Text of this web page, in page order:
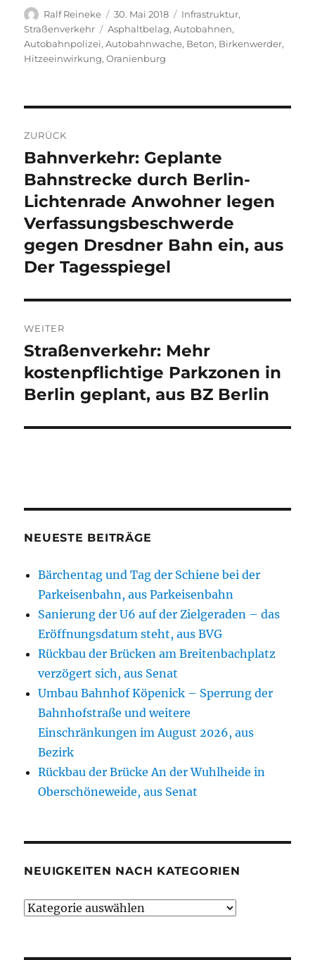
Autor
Ralf Reineke
Veröffentlicht
am
30. Mai 2018 Kategorien
Infrastruktur,
Straßenverkehr
Schlagwörter
Asphaltbelag,Autobahnen,
Autobahnpolizei,Autobahnwache, Beton, Birkenwerder,
Hitzeeinwirkung,Oranienburg
ZURÜCK
Vorheriger
Beitrag:
Bahnverkehr: Geplante
Bahnstrecke durch Berlin-
Lichtenrade Anwohner legen
Verfassungsbeschwerde
gegen Dresdner Bahn ein, aus
Der Tagesspiegel
WEITER
Nächster
Beitrag:
Straßenverkehr: Mehr
kostenpflichtige Parkzonen in
Berlin geplant, aus BZ Berlin
NEUESTE BEITRÄGE
Bärchentag und Tag der Schiene bei der
Parkeisenbahn, aus Parkeisenbahn
Sanierung der U6 auf der Zielgeraden – das
Eröffnungsdatum steht, aus BVG
Rückbau der Brücken am Breitenbachplatz
verzögert sich, aus Senat
Umbau Bahnhof Köpenick – Sperrung der
Bahnhofstraße und weitere
Einschränkungen im August 2026, aus
Bezirk
Rückbau der Brücke An der Wuhlheide in
Oberschöneweide, aus Senat
NEUIGKEITEN NACH KATEGORIEN
Neuigkeiten